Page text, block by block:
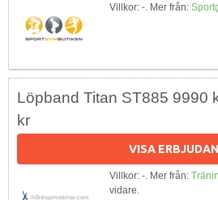
Villkor: -. Mer från:
Löpband Titan ST885 9990
kr
VISA
Villkor: -. Mer från:
vidare.